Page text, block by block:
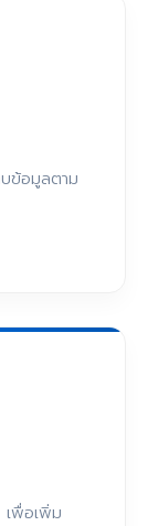
ข้อมูลตาม
พื่อเพิ่ม